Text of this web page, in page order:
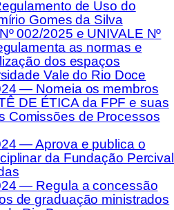
de Uso do
Gomes da Silva
002/2025 e UNIVALE Nº
as normas e
dos espaços
Vale do Rio Doce
— Nomeia os membros
DE ÉTICA da FPF e suas
Comissões de Processos
— Aprova e publica o
da Fundação Percival
— Regula a concessão
de graduação ministrados